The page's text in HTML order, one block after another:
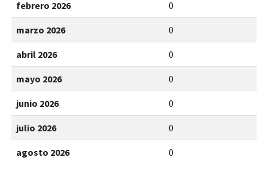
febrero 2026 0
marzo 2026 0
abril 2026 0
mayo 2026 0
junio 2026 0
julio 2026 0
agosto 2026 0